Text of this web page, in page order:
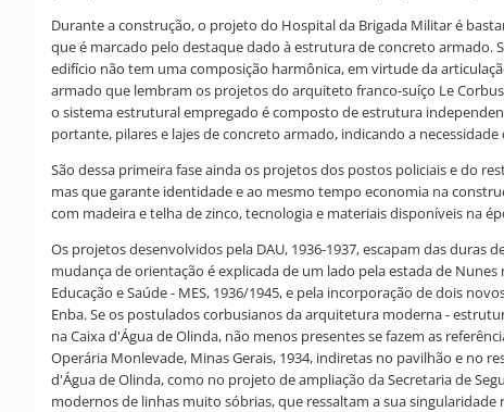
Durante a construção, o projeto do Hospital da Brigada Militar é
que é marcado pelo destaque dado à estrutura de concreto armado.
edifício não tem uma composição harmônica, em virtude da
armado que lembram os projetos do arquiteto franco-suíço Le
o sistema estrutural empregado é composto de estrutura
portante, pilares e lajes de concreto armado, indicando a
São dessa primeira fase ainda os projetos dos postos policiais e do
mas que garante identidade e ao mesmo tempo economia na
com madeira e telha de zinco, tecnologia e materiais disponíveis na
Os projetos desenvolvidos pela DAU, 1936-1937, escapam das
mudança de orientação é explicada de um lado pela estada de
Educação e Saúde - MES, 1936/1945, e pela incorporação de dois
Enba. Se os postulados corbusianos da arquitetura moderna -
na Caixa d'Água de Olinda, não menos presentes se fazem as
Operária Monlevade, Minas Gerais, 1934, indiretas no pavilhão e no
d'Água de Olinda, como no projeto de ampliação da Secretaria de
modernos de linhas muito sóbrias, que ressaltam a sua